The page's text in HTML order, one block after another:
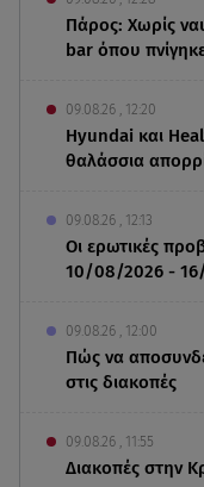
Πάρος: Χωρίς
bar όπου
09.08.26 , 12:20
Hyundai και
θαλάσσια
09.08.26 , 12:13
Οι ερωτικές
10/08/2026 -
09.08.26 , 12:00
Πώς να
στις διακοπές
09.08.26 , 11:55
Διακοπές στην